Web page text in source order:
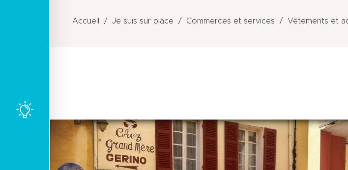
Accueil Je suis sur place Commerces et services Vêtements et